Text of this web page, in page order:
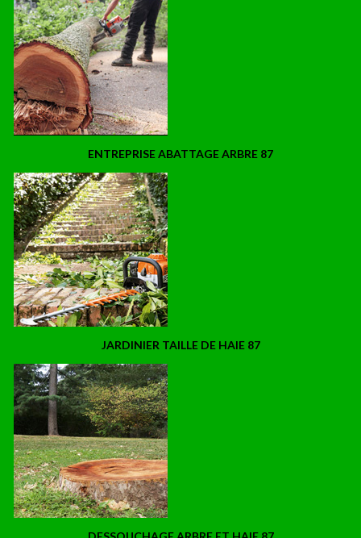
ENTREPRISE ABATTAGE ARBRE 87
JARDINIER TAILLE DE HAIE 87